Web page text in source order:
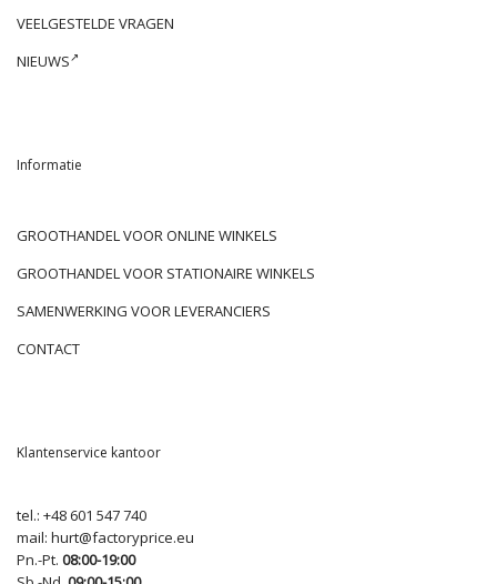
VEELGESTELDE VRAGEN
NIEUWS
Informatie
GROOTHANDEL VOOR ONLINE WINKELS
GROOTHANDEL VOOR STATIONAIRE WINKELS
SAMENWERKING VOOR LEVERANCIERS
CONTACT
Klantenservice kantoor
tel.: +48 601 547 740
mail: hurt@factoryprice.eu
Pn.-Pt. 08:00-19:00